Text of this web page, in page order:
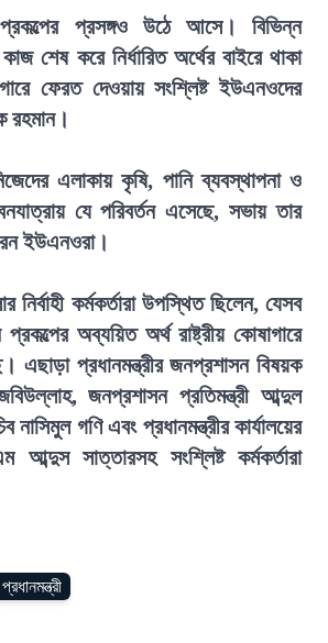
প্রসঙ্গও উঠে আসে। বিভিন্ন
শেষ করে নির্ধারিত অর্থের বাইরে থাকা
ফেরত দেওয়ায় সংশ্লিষ্ট ইউএনওদের
রহমান।
এলাকায় কৃষি, পানি ব্যবস্থাপনা ও
যে পরিবর্তন এসেছে, সভায় তার
ইউএনওরা।
কর্মকর্তারা উপস্থিত ছিলেন, যেসব
অব্যয়িত অর্থ রাষ্ট্রীয় কোষাগারে
এছাড়া প্রধানমন্ত্রীর জনপ্রশাসন বিষয়ক
জনপ্রশাসন প্রতিমন্ত্রী আব্দুল
নাসিমুল গণি এবং প্রধানমন্ত্রীর কার্যালয়ের
সাত্তারসহ সংশ্লিষ্ট কর্মকর্তারা
প্রধানমন্ত্রী